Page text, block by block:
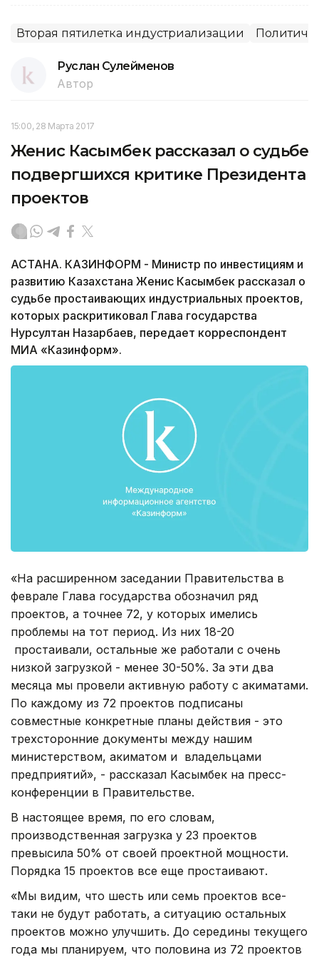
Вторая пятилетка индустриализации
Руслан Сулейменов
Автор
15:00, 28 Марта 2017
Женис Касымбек рассказал о судьбе
подвергшихся критике Президента
проектов
АСТАНА. КАЗИНФОРМ - Министр по инвестициям и
развитию Казахстана Женис Касымбек рассказал о
судьбе простаивающих индустриальных проектов,
которых раскритиковал Глава государства
Нурсултан Назарбаев, передает корреспондент
МИА «Казинформ».
«На расширенном заседании Правительства в
феврале Глава государства обозначил ряд
проектов, а точнее 72, у которых имелись
проблемы на тот период. Из них 18-20
простаивали, остальные же работали с очень
низкой загрузкой - менее 30-50%. За эти два
месяца мы провели активную работу с акиматами.
По каждому из 72 проектов подписаны
совместные конкретные планы действия - это
трехсторонние документы между нашим
министерством, акиматом и владельцами
предприятий», - рассказал Касымбек на пресс-
конференции в Правительстве.
В настоящее время, по его словам,
производственная загрузка у 23 проектов
превысила 50% от своей проектной мощности.
Порядка 15 проектов все еще простаивают.
«Мы видим, что шесть или семь проектов все-
таки не будут работать, а ситуацию остальных
проектов можно улучшить. До середины текущего
года мы планируем, что половина из 72 проектов